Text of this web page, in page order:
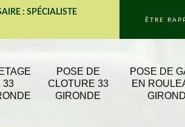
: SPÉCIALISTE
ÊTRE
33
POSE DE
CLOTURE 33
GIRONDE
POSE DE
EN